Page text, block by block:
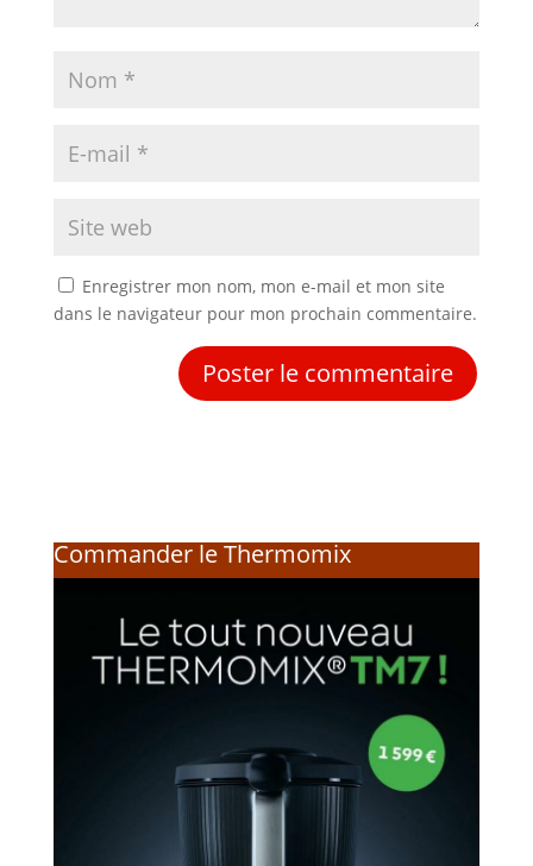
Enregistrer mon nom, mon e-mail et mon site
dans le navigateur pour mon prochain commentaire.
Commander le Thermomix